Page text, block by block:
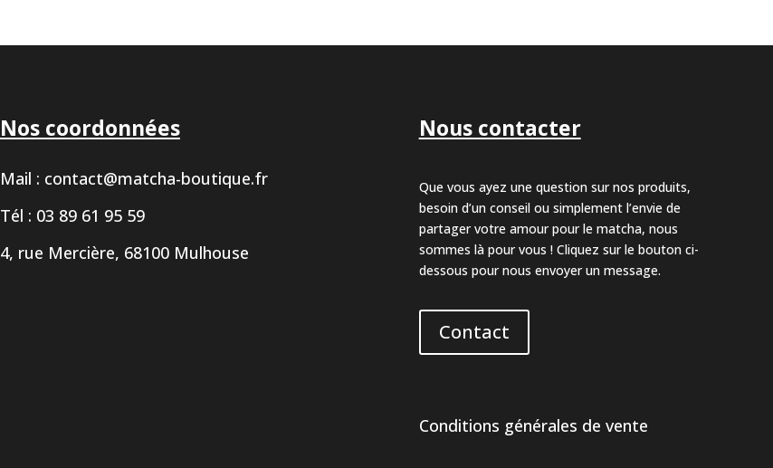
Nos coordonnées
Mail : contact@matcha-boutique.fr
Tél : 03 89 61 95 59
4, rue Mercière, 68100 Mulhouse
Nous contacter
Que vous ayez une question sur nos produits,
besoin d’un conseil ou simplement l’envie de
partager votre amour pour le matcha, nous
sommes là pour vous ! Cliquez sur le bouton ci-
dessous pour nous envoyer un message.
Contact
Conditions générales de vente